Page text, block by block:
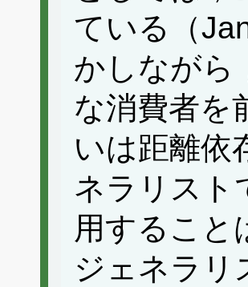
ている（
かしながら
な消費者を
いは距離依
ネラリスト
用すること
ジェネラリ